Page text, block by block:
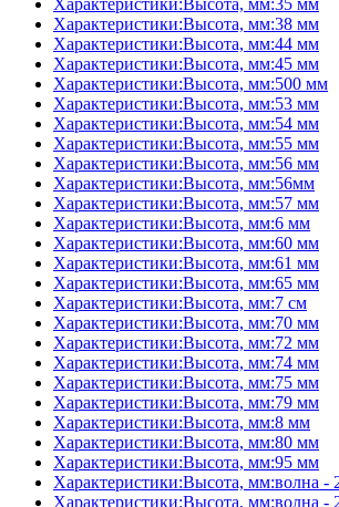
Характеристики:Высота, мм:35 мм
Характеристики:Высота, мм:38 мм
Характеристики:Высота, мм:44 мм
Характеристики:Высота, мм:45 мм
Характеристики:Высота, мм:500 мм
Характеристики:Высота, мм:53 мм
Характеристики:Высота, мм:54 мм
Характеристики:Высота, мм:55 мм
Характеристики:Высота, мм:56 мм
Характеристики:Высота, мм:56мм
Характеристики:Высота, мм:57 мм
Характеристики:Высота, мм:6 мм
Характеристики:Высота, мм:60 мм
Характеристики:Высота, мм:61 мм
Характеристики:Высота, мм:65 мм
Характеристики:Высота, мм:7 см
Характеристики:Высота, мм:70 мм
Характеристики:Высота, мм:72 мм
Характеристики:Высота, мм:74 мм
Характеристики:Высота, мм:75 мм
Характеристики:Высота, мм:79 мм
Характеристики:Высота, мм:8 мм
Характеристики:Высота, мм:80 мм
Характеристики:Высота, мм:95 мм
Характеристики:Высота, мм:волна -
Характеристики:Высота, мм:волна